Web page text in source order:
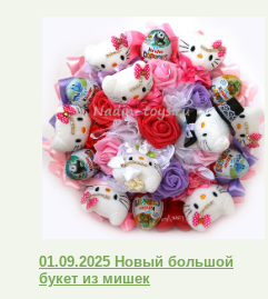
01.09.2025 Новый большой
букет из мишек